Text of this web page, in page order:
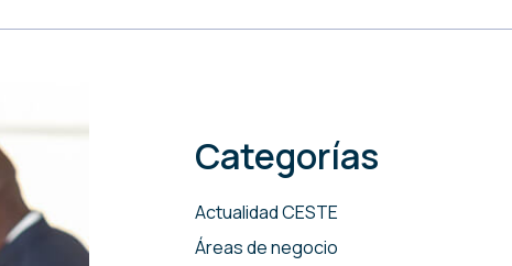
Categorías
Actualidad CESTE
Áreas de negocio